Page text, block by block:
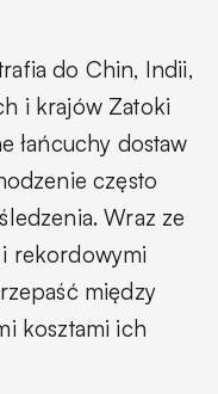
do Chin, Indii,
i krajów Zatoki
łańcuchy dostaw
często
Wraz ze
rekordowymi
między
kosztami ich